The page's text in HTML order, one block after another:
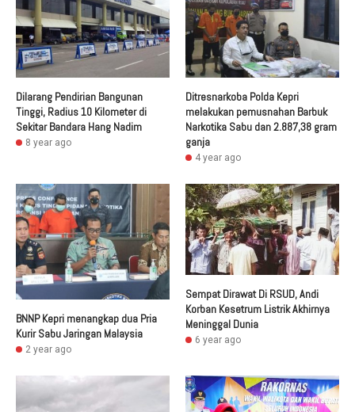
Dilarang Pendirian Bangunan
Tinggi, Radius 10 Kilometer di
Sekitar Bandara Hang Nadim
8 year ago
Ditresnarkoba Polda Kepri
melakukan pemusnahan Barbuk
Narkotika Sabu dan 2.887,38 gram
ganja
4 year ago
BNNP Kepri menangkap dua Pria
Kurir Sabu Jaringan Malaysia
2 year ago
Sempat Dirawat Di RSUD, Andi
Korban Kesetrum Listrik Akhirnya
Meninggal Dunia
6 year ago